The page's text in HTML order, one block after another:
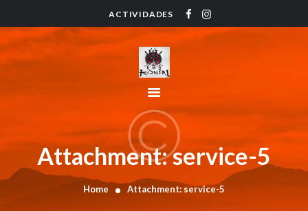
ACTIVIDADES
Attachment: service-5
Home Attachment: service-5
HOME
ACTIVIDADES
INSTRUCTORES
CONTACTO
BLOG